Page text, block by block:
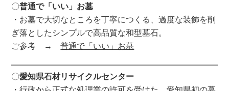
〇普通で「いい」お墓
・お墓で大切なところを丁寧につくる、過度な装飾を削
ぎ落としたシンプルで高品質な和型墓石。
ご参考 →普通で「いい」お墓
〇愛知県石材リサイクルセンター